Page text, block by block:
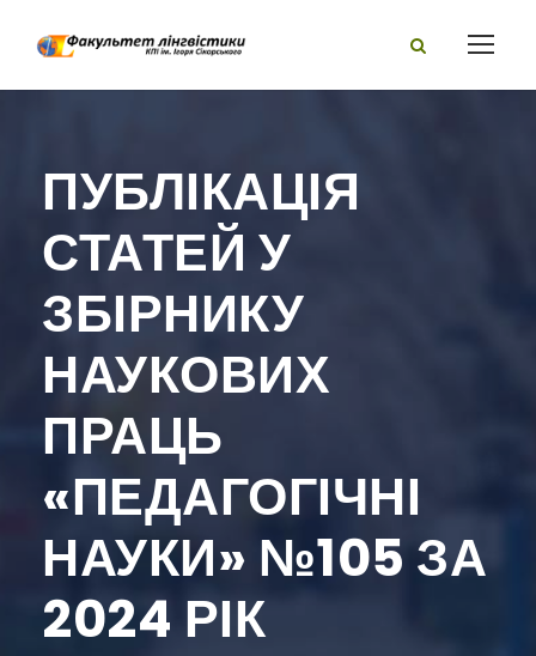
ПУБЛІКАЦІЯ
СТАТЕЙ У
ЗБІРНИКУ
НАУКОВИХ
ПРАЦЬ
«ПЕДАГОГІЧНІ
НАУКИ» №105 ЗА
2024 РІК